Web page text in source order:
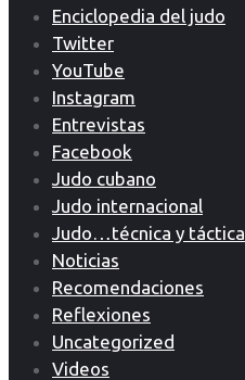
Enciclopedia del judo
Twitter
YouTube
Instagram
Entrevistas
Facebook
Judo cubano
Judo internacional
Judo…técnica y táctica
Noticias
Recomendaciones
Reflexiones
Uncategorized
Videos